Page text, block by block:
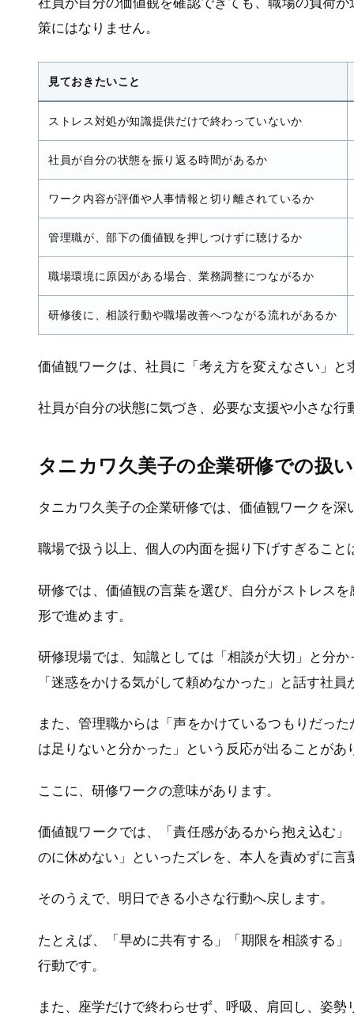
社員が自分の価値観を確認できても、職場の負荷
策にはなりません。
見ておきたいこと
ストレス対処が知識提供だけで終わっていないか
社員が自分の状態を振り返る時間があるか
ワーク内容が評価や人事情報と切り離されているか
管理職が、部下の価値観を押しつけずに聴けるか
職場環境に原因がある場合、業務調整につながるか
研修後に、相談行動や職場改善へつながる流れがあるか
価値観ワークは、社員に「考え方を変えなさい」と
社員が自分の状態に気づき、必要な支援や小さな
タニカワ久美子の企業研修での扱
タニカワ久美子の企業研修では、価値観ワークを
職場で扱う以上、個人の内面を掘り下げすぎること
研修では、価値観の言葉を選び、自分がストレス
形で進めます。
研修現場では、知識としては「相談が大切」と分
「迷惑をかける気がして頼めなかった」と話す社員
また、管理職からは「声をかけているつもりだっ
は足りないと分かった」という反応が出ることがあ
ここに、研修ワークの意味があります。
価値観ワークでは、「責任感があるから抱え込む
のに休めない」といったズレを、本人を責めずに言
そのうえで、明日できる小さな行動へ戻します。
たとえば、「早めに共有する」「期限を相談する
行動です。
また、座学だけで終わらせず、呼吸、肩回し、姿